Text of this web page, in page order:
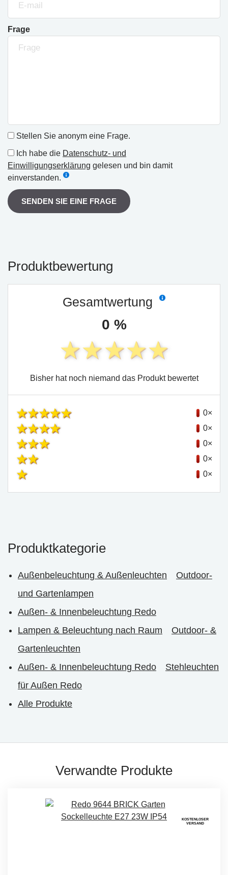
Frage
Stellen Sie anonym eine Frage.
Ich habe die Datenschutz- und
Einwilligungserklärung gelesen und bin damit
einverstanden.
SENDEN SIE EINE FRAGE
Produktbewertung
Gesamtwertung
0 %
Bisher hat noch niemand das Produkt bewertet
0×
0×
0×
0×
0×
Produktkategorie
Außenbeleuchtung & Außenleuchten
Outdoor-
und Gartenlampen
Außen- & Innenbeleuchtung Redo
Lampen & Beleuchtung nach Raum
Outdoor- &
Gartenleuchten
Außen- & Innenbeleuchtung Redo
Stehleuchten
für Außen Redo
Alle Produkte
Verwandte Produkte
KOSTENLOSER
VERSAND